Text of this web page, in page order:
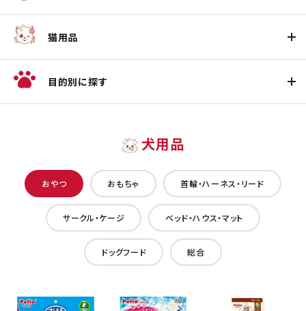
猫用品
目的別に探す
犬用品
おやつ おもちゃ 首輪・ハーネス・リード
サークル・ケージ ベッド・ハウス・マット
ドッグフード 総合